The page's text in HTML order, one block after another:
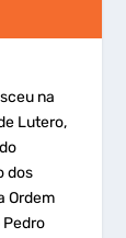
na
Lutero,
dos
Ordem